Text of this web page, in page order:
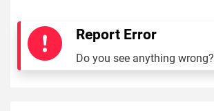
Report Error
Do you see anything wrong?